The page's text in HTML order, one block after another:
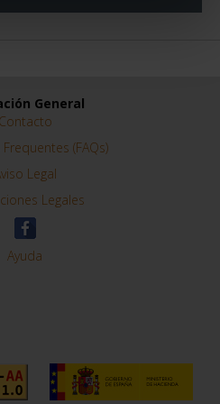
General
Contacto
(FAQs)
Legal
Legales
Ayuda